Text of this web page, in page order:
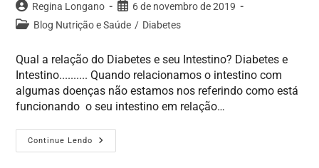
Regina Longano
6 de novembro de 2019
Blog Nutrição e Saúde / Diabetes
Qual a relação do Diabetes e seu Intestino? Diabetes e
Intestino.......... Quando relacionamos o intestino com
algumas doenças não estamos nos referindo como está
funcionando o seu intestino em relação…
Continue Lendo